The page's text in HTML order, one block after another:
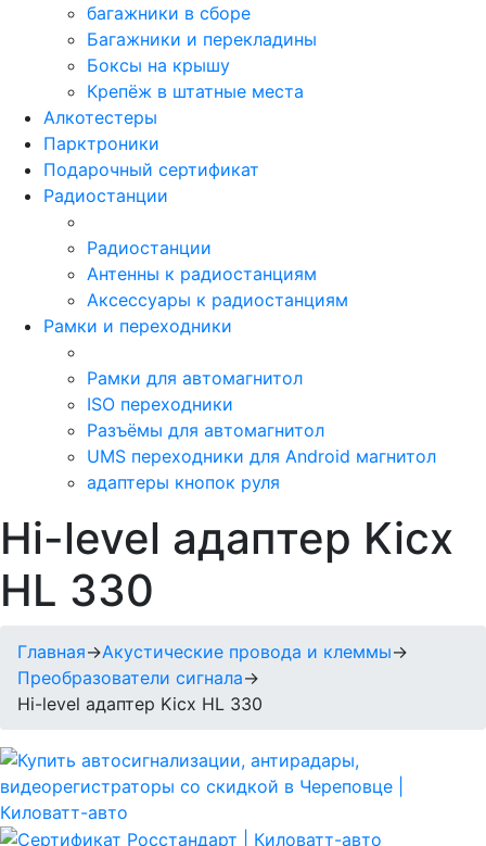
багажники в сборе
Багажники и перекладины
Боксы на крышу
Крепёж в штатные места
Алкотестеры
Парктроники
Подарочный сертификат
Радиостанции
Радиостанции
Антенны к радиостанциям
Аксессуары к радиостанциям
Рамки и переходники
Рамки для автомагнитол
ISO переходники
Разъёмы для автомагнитол
UMS переходники для Android магнитол
адаптеры кнопок руля
Hi-level адаптер Kicx
HL 330
Главная→Акустические провода и клеммы→
Преобразователи сигнала→
Hi-level адаптер Kicx HL 330